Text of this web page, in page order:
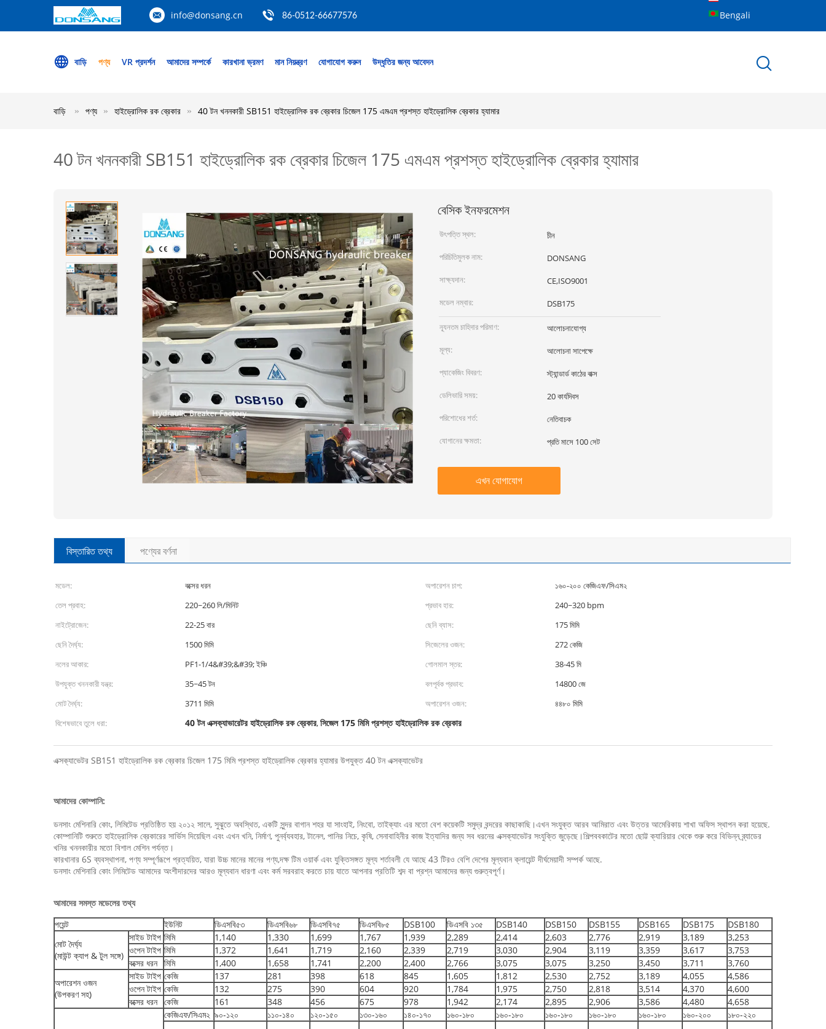
info@donsang.cn 86-0512-66677576 Bengali
বাড়ি পণ্য VR প্রদর্শন আমাদের সম্পর্কে কারখানা ভ্রমণ মান নিয়ন্ত্রণ যোগাযোগ করুন উদ্ধৃতির জন্য আবেদন
বাড়ি পণ্য হাইড্রোলিক রক ব্রেকার 40 টন খননকারী SB151 হাইড্রোলিক রক ব্রেকার চিজেল 175 এমএম প্রশস্ত হাইড্রোলিক ব্রেকার হ্যামার
40 টন খননকারী SB151 হাইড্রোলিক রক ব্রেকার চিজেল 175 এমএম প্রশস্ত হাইড্রোলিক ব্রেকার হ্যামার
বেসিক ইনফরমেশন
উৎপত্তি স্থল:
চীন
পরিচিতিমুলক নাম:
DONSANG
সাক্ষ্যদান:
CE,ISO9001
মডেল নম্বার:
DSB175
ন্যূনতম চাহিদার পরিমাণ:
আলোচনাযোগ্য
মূল্য:
আলোচনা সাপেক্ষে
প্যাকেজিং বিবরণ:
স্ট্যান্ডার্ড কাঠের বাক্স
ডেলিভারি সময়:
20 কার্যদিবস
পরিশোধের শর্ত:
নেতিবাচক
যোগানের ক্ষমতা:
প্রতি মাসে 100 সেট
এখন যোগাযোগ
বিস্তারিত তথ্য পণ্যের বর্ণনা
মডেল: বক্সের ধরন অপারেশন চাপ:
১৬০-২০০ কেজিএফ/সিএম২
তেল প্রবাহ:
220~260 লি/মিনিট প্রভাব হার:
240~320 bpm
নাইট্রোজেন:
22-25 বার ছেনি ব্যাস:
175 মিমি
ছেনি দৈর্ঘ্য:
1500 মিমি সিজেলের ওজন:
272 কেজি
নলের আকার:
PF1-1/4&#39;&#39; ইঞ্চি গোলমাল স্তর:
38-45 মি
উপযুক্ত খননকারী যন্ত্র:
35~45 টন বলপূর্বক প্রভাব:
14800 জে
মোট দৈর্ঘ্য:
3711 মিমি অপারেশন ওজন:
৪৪৮০ মিমি
বিশেষভাবে তুলে ধরা:
40 টন এক্সক্যাভারেটর হাইড্রোলিক রক ব্রেকার,সিজেল 175 মিমি প্রশস্ত হাইড্রোলিক রক ব্রেকার
এক্সক্যাভেটর SB151 হাইড্রোলিক রক ব্রেকার চিজেল 175 মিমি প্রশস্ত হাইড্রোলিক ব্রেকার হ্যামার উপযুক্ত 40 টন এক্সক্যাভেটর
আমাদের কোম্পানি:
ডনসাং মেশিনারি কোং, লিমিটেড প্রতিষ্ঠিত হয় ২০১২ সালে, সুঝুতে অবস্থিত, একটি সুন্দর বাগান শহর যা সাংহাই, নিংবো, তাইক্যাং এর মতো বেশ কয়েকটি সমুদ্র বন্দরের কাছাকাছি।এখন সংযুক্ত আরব আমিরাত এবং উত্তর আমেরিকায় শাখা অফিস স্থাপন করা হয়েছে.
কোম্পানিটি শুরুতে হাইড্রোলিক ব্রেকারের সার্ভিস দিয়েছিল এবং এখন খনি, নির্মাণ, পুনর্ব্যবহার, টানেল, পানির নিচে, কৃষি, সেনাবাহিনীর কাজ ইত্যাদির জন্য সব ধরনের এক্সক্যাভেটর সংযুক্তি জুড়েছে।শিল্পববকাটের মতো ছোট্ট ক্যারিয়ার থেকে শুরু করে বিভিন্ন ব্র্যাডের
খনির খননকারীর মতো বিশাল মেশিন পর্যন্ত।
কারখানার 6S ব্যবস্থাপনা, পণ্য সম্পূর্ণরূপে প্রত্যয়িত, যারা উচ্চ মানের মানের পণ্য,দক্ষ টিম ওয়ার্ক এবং যুক্তিসঙ্গত মূল্য শর্তাবলী যে আছে 43 টিরও বেশি দেশের মূল্যবান ক্লায়েন্ট দীর্ঘমেয়াদী সম্পর্ক আছে.
ডনসাং মেশিনারি কোং লিমিটেড আমাদের অংশীদারদের আরও মূল্যবান ধারণা এবং কর্ম সরবরাহ করতে চায় যাতে আপনার প্রতিটি শব্দ বা প্রশ্ন আমাদের জন্য গুরুত্বপূর্ণ।
আমাদের সমস্ত মডেলের তথ্য
পয়েন্ট
ইউনিট ডিএসবি৫৩ ডিএসবি৬৮ ডিএসবি৭৫ ডিএসবি৮৫ DSB100 ডিএসবি ১৩৫ DSB140 DSB150 DSB155 DSB165 DSB175
DSB180
মোট দৈর্ঘ্য
(মাউন্ট ক্যাপ & টুল সঙ্গে)
সাইড টাইপ মিমি 1,140 1,330 1,699 1,767 1,939 2,289 2,414 2,603 2,776 2,919 3,189
3,253
ওপেন টাইপ মিমি 1,372 1,641 1,719 2,160 2,339 2,719 3,030 2,904 3,119 3,359 3,617
3,753
বক্সের ধরন মিমি 1,400 1,658 1,741 2,200 2,400 2,766 3,075 3,075 3,250 3,450 3,711
3,760
অপারেশন ওজন
(উপকরণ সহ)
সাইড টাইপ কেজি 137 281 398 618 845 1,605 1,812 2,530 2,752 3,189 4,055
4,586
ওপেন টাইপ কেজি 132 275 390 604 920 1,784 1,975 2,750 2,818 3,514 4,370
4,600
বক্সের ধরন কেজি 161 348 456 675 978 1,942 2,174 2,895 2,906 3,586 4,480 4,658
কেজিএফ/সিএম২ ৯০-১২০ ১১০-১৪০ ১২০-১৫০ ১৩০-১৬০ ১৪০-১৭০ ১৬০-১৮০ ১৬০-১৮০ ১৬০-১৮০ ১৬০-১৮০ ১৬০-১৮০ ১৬০-২০০ ১৮০-২২০